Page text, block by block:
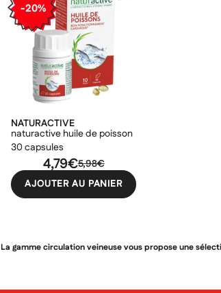
-20%
NATURACTIVE
naturactive huile de poisson
30 capsules
5,98€
4,79€
AJOUTER AU PANIER
La gamme circulation veineuse vous propose une